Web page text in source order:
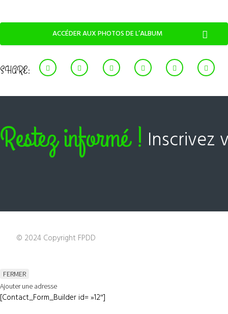
ACCÉDER AUX PHOTOS DE L’ALBUM
SHARE:
Restez informé ! Inscrivez
© 2024 Copyright FPDD
FERMER
Ajouter une adresse
[Contact_Form_Builder id= »12″]